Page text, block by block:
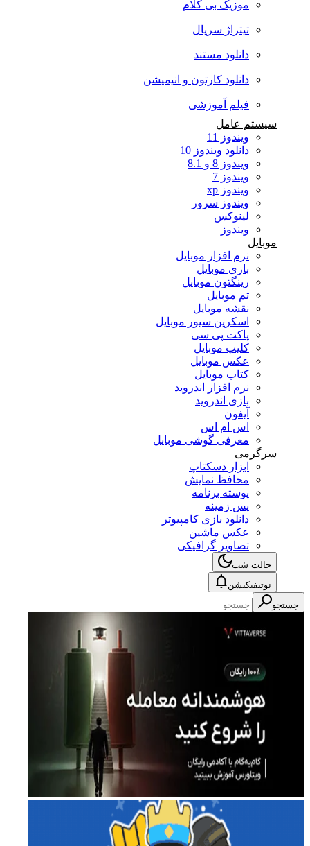
موزیک بی کلام
تیتراژ سریال
دانلود مستند
دانلود کارتون و انیمیشن
فیلم آموزشی
سیستم عامل
ویندوز 11
دانلود ویندوز 10
ویندوز 8 و 8.1
ویندوز 7
ویندوز xp
ویندوز سرور
لینوکس
ویندوز
موبایل
نرم افزار موبایل
بازی موبایل
رینگتون موبایل
تم موبایل
نقشه موبایل
اسکرین سیور موبایل
پاکت پی سی
کلیپ موبایل
عکس موبایل
کتاب موبایل
نرم افزار اندروید
بازی اندروید
آیفون
اس ام اس
معرفی گوشی موبایل
سرگرمی
ابزار دسکتاپ
محافظ نمایش
پوسته برنامه
پس زمینه
دانلود بازی کامپیوتر
عکس ماشین
تصاویر گرافیکی
حالت شب
نوتیفیکیشن
جستجو